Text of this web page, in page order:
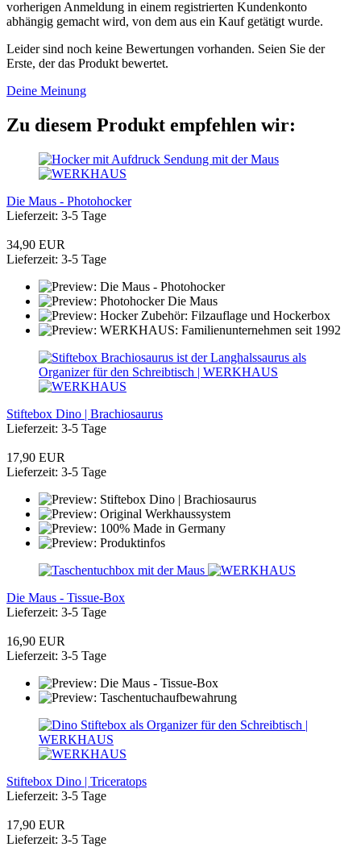
vorherigen Anmeldung in einem registrierten Kundenkonto
abhängig gemacht wird, von dem aus ein Kauf getätigt wurde.
Leider sind noch keine Bewertungen vorhanden. Seien Sie der
Erste, der das Produkt bewertet.
Deine Meinung
Zu diesem Produkt empfehlen wir:
Die Maus - Photohocker
Lieferzeit: 3-5 Tage
34,90 EUR
Lieferzeit: 3-5 Tage
Stiftebox Dino | Brachiosaurus
Lieferzeit: 3-5 Tage
17,90 EUR
Lieferzeit: 3-5 Tage
Die Maus - Tissue-Box
Lieferzeit: 3-5 Tage
16,90 EUR
Lieferzeit: 3-5 Tage
Stiftebox Dino | Triceratops
Lieferzeit: 3-5 Tage
17,90 EUR
Lieferzeit: 3-5 Tage